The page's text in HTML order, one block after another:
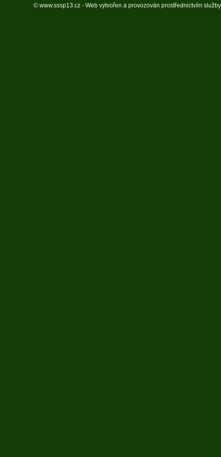
© www.sssp13.cz - Web vytvořen a provozován prostřednictvím